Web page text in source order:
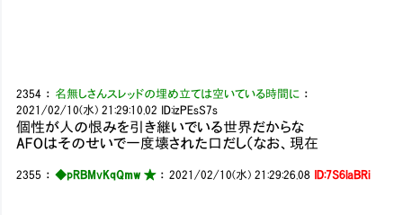
2354 ： 名無しさんスレッドの埋め立ては空いている時間に ：
2021/02/10(水) 21:29:10.02 ID:izPEsS7s
個性が人の恨みを引き継いでいる世界だからな
AFOはそのせいで一度壊された口だし（なお、現在
2355 ：◆pRBMvKqQmw ★：2021/02/10(水) 21:29:26.08 ID:7S6laBRi